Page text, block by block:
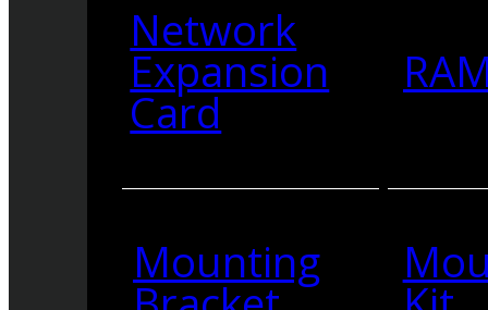
Network
Expansion
Card
Mounting